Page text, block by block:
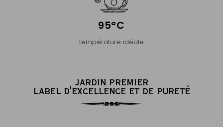
95°C
température idéale
JARDIN PREMIER
LABEL D'EXCELLENCE ET DE PURETÉ